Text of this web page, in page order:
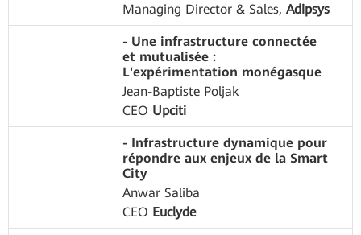
Managing Director & Sales, Adipsys
- Une infrastructure connectée
et mutualisée :
L'expérimentation monégasque
Jean-Baptiste Poljak
CEO Upciti
- Infrastructure dynamique pour
répondre aux enjeux de la Smart
City
Anwar Saliba
CEO Euclyde